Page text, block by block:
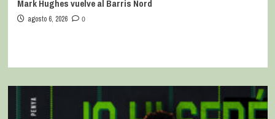
Mark Hughes vuelve al Barris Nord
agosto 6, 2026 0